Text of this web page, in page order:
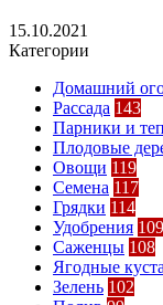
15.10.2021
Категории
Домашний
Рассада 143
Парники и
Плодовые
Овощи 119
Семена 117
Грядки 114
Удобрения 109
Саженцы 108
Ягодные
Зелень 102